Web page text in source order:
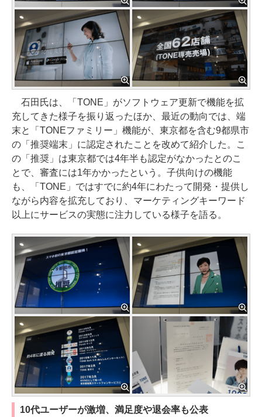
石田氏は、「TONE」がソフトウェア更新で機能を拡
充してきた様子を振り返ったほか、最近の動向では、端
末と「TONEファミリー」機能が、東京都を含む9都県市
の「推奨端末」に認定されたことを改めて紹介した。こ
の「推奨」は東京都では4年半も認定がなかったとのこ
とで、審査には1年かかったという。子供向けの機能
も、「TONE」ではすでに約4年にわたって開発・提供し
ながら内容を拡充しており、マーケティングキーワード
以上にサービスの実態に注力している様子を語る。
10代ユーザーが激増、満足度や退会率も公表